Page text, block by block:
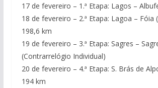
17 de fevereiro – 1.ª Etapa: Lagos –
18 de fevereiro – 2.ª Etapa: Lagoa – Fóia
198,6 km
19 de fevereiro – 3.ª Etapa: Sagres –
(Contrarrelógio Individual)
20 de fevereiro – 4.ª Etapa: S. Brás de
194 km